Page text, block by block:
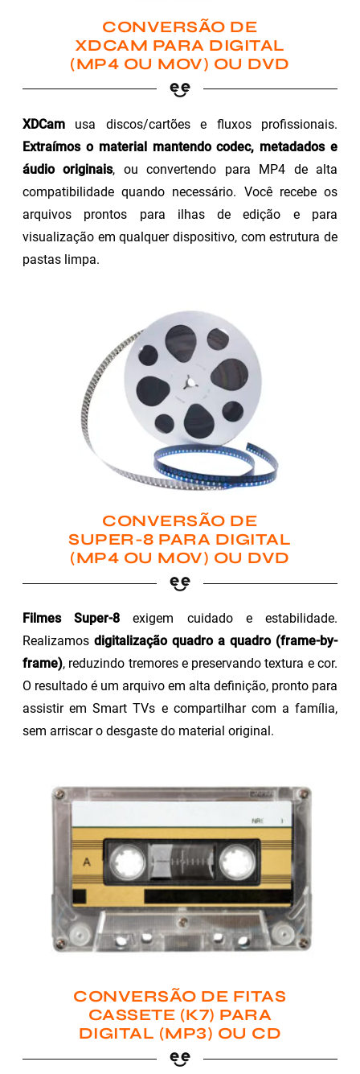
CONVERSÃO DE
XDCAM PARA DIGITAL
(MP4 OU MOV) OU DVD
XDCam usa discos/cartões e fluxos profissionais.
Extraímos o material mantendo codec, metadados e
áudio originais, ou convertendo para MP4 de alta
compatibilidade quando necessário. Você recebe os
arquivos prontos para ilhas de edição e para
visualização em qualquer dispositivo, com estrutura de
pastas limpa.
CONVERSÃO DE
SUPER-8 PARA DIGITAL
(MP4 OU MOV) OU DVD
Filmes Super-8 exigem cuidado e estabilidade.
Realizamos digitalização quadro a quadro (frame-by-
frame), reduzindo tremores e preservando textura e cor.
O resultado é um arquivo em alta definição, pronto para
assistir em Smart TVs e compartilhar com a família,
sem arriscar o desgaste do material original.
CONVERSÃO DE FITAS
CASSETE (K7) PARA
DIGITAL (MP3) OU CD